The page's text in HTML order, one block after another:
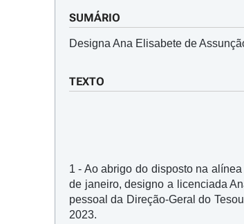
SUMÁRIO
Designa Ana Elisabete de
TEXTO
1 - Ao abrigo do disposto na alínea
de janeiro, designo a licenciada
pessoal da Direção-Geral do
2023.